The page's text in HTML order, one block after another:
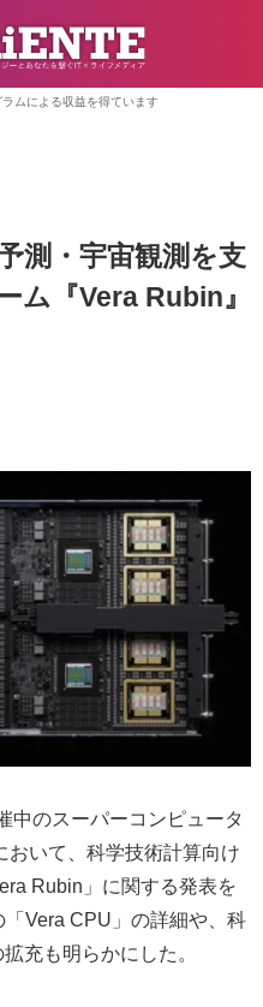
ムによる収益を得ています
測・宇宙観測を支
ム『Vera Rubin』
中のスーパーコンピュータ
おいて、科学技術計算向け
Rubin」に関する発表を
Vera CPU」の詳細や、科
充も明らかにした。